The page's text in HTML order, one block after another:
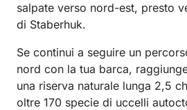
salpate verso nord-est, presto
di Staberhuk.
Se continui a seguire un
nord con la tua barca,
una riserva naturale lunga 2,5
oltre 170 specie di uccelli